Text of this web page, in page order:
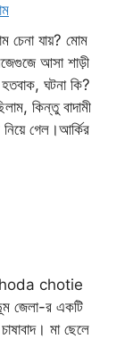
চেনা যায়? মোম
আসা শাড়ী
ঘটনা কি?
কিন্তু বাদামী
গেল।আর্কির
choda chotie
জেলা-র একটি
মা ছেলে